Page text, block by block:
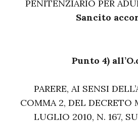
PENITENZIARIO PER
Sancito
Punto 4)
PARERE, AI SENSI
COMMA 2, DEL DECRETO
LUGLIO 2010, N. 167,